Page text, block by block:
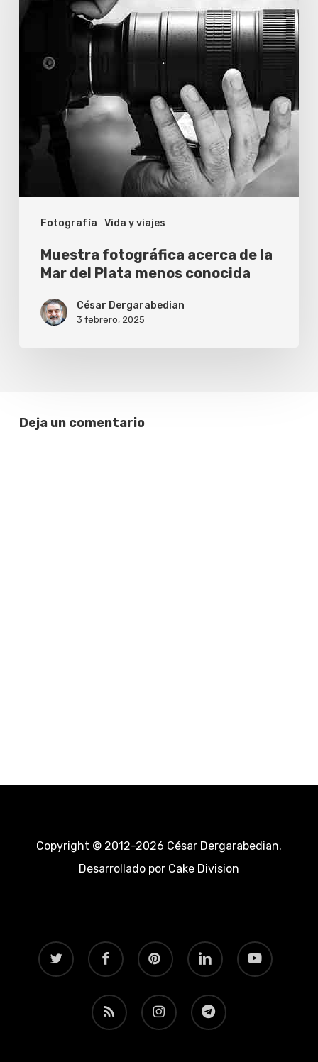
Fotografía Vida y viajes
de
menos
conocida
Muestra fotográfica acerca de la
Mar del Plata menos conocida
César Dergarabedian
3 febrero, 2025
Deja un comentario
Copyright © 2012-2026 César Dergarabedian.
Desarrollado porCake Division
twitter facebook pinterest linkedin youtube
RSS instagram telegram